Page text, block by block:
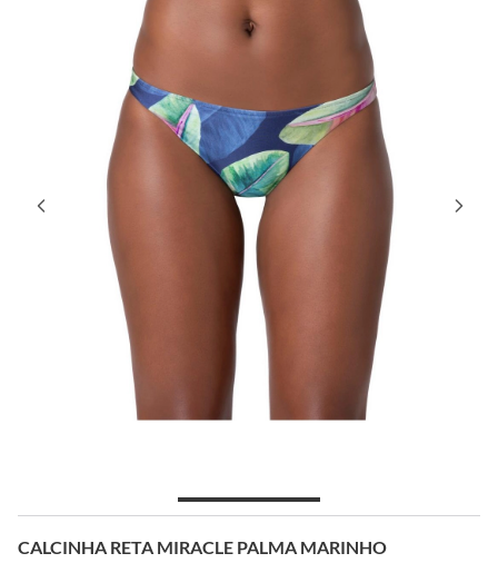
CALCINHA RETA MIRACLE PALMA MARINHO